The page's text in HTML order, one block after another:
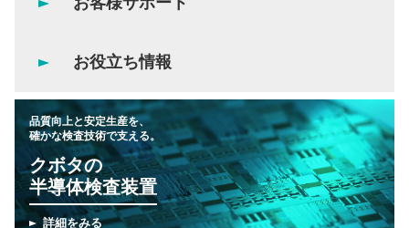
お役立ち情報
品質向上と安定生産を、
確かな検査技術で支える。
クボタの
半導体検査装置
詳細をみる